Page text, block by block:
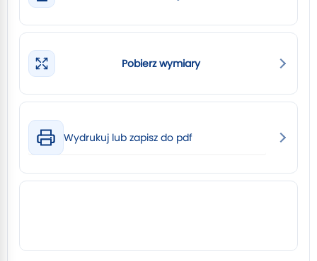
Pobierz wymiary
Wydrukuj lub zapisz do pdf